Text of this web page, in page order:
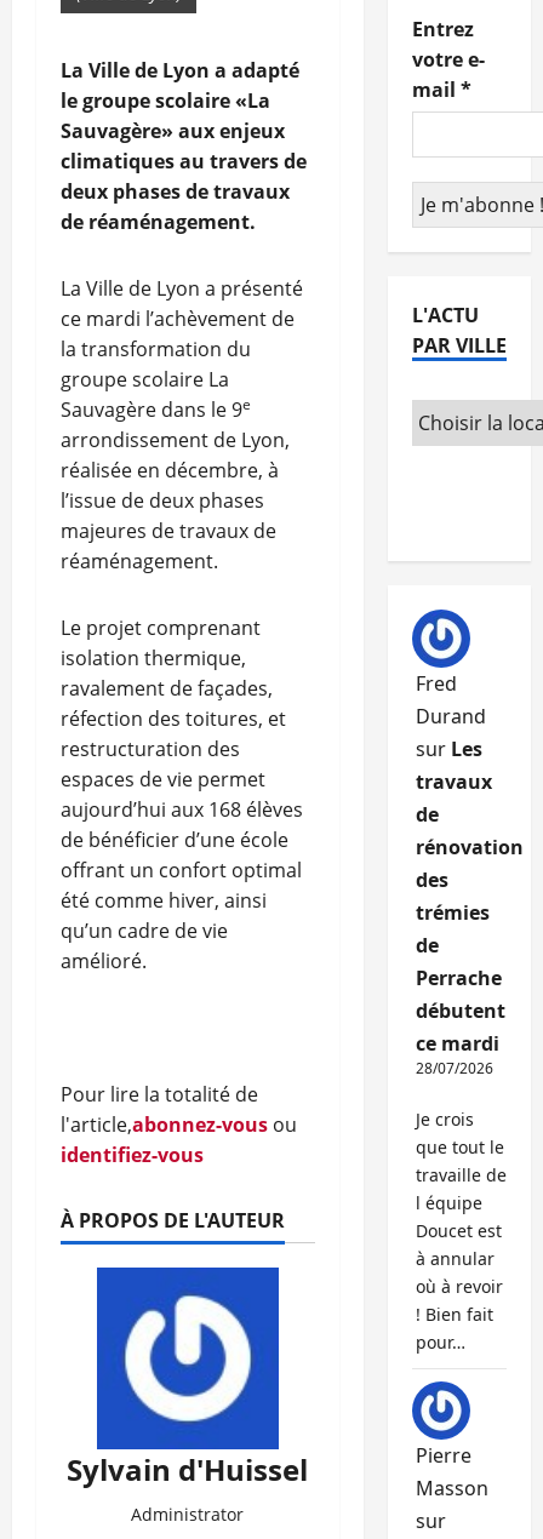
La Ville de Lyon a adapté
le groupe scolaire «La
Sauvagère» aux enjeux
climatiques au travers de
deux phases de travaux
de réaménagement.
La Ville de Lyon a présenté
ce mardi l’achèvement de
la transformation du
groupe scolaire La
Sauvagère dans le 9e
arrondissement de Lyon,
réalisée en décembre, à
l’issue de deux phases
majeures de travaux de
réaménagement.
Le projet comprenant
isolation thermique,
ravalement de façades,
réfection des toitures, et
restructuration des
espaces de vie permet
aujourd’hui aux 168 élèves
de bénéficier d’une école
offrant un confort optimal
été comme hiver, ainsi
qu’un cadre de vie
amélioré.
Pour lire la totalité de
l'article,abonnez-vous ou
identifiez-vous
À PROPOS DE L'AUTEUR
Sylvain d'Huissel
Administrator
Entrez
votre e-
mail *
L'ACTU
PAR VILLE
Fred
Durand
sur Les
travaux
de
rénovation
des
trémies
de
Perrache
débutent
ce mardi
28/07/2026
Je crois
que tout le
travaille de
l équipe
Doucet est
à annular
où à revoir
! Bien fait
pour…
Pierre
Masson
sur